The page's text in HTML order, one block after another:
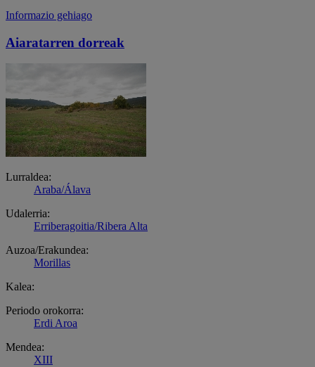
Informazio gehiago
Aiaratarren dorreak
Lurraldea:
Araba/Álava
Udalerria:
Erriberagoitia/Ribera Alta
Auzoa/Erakundea:
Morillas
Kalea:
Periodo orokorra:
Erdi Aroa
Mendea:
XIII